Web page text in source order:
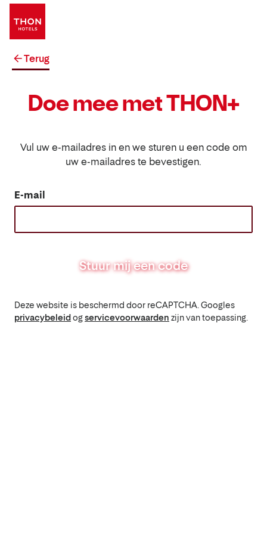
Terug
Doe mee met THON+
Vul uw e-mailadres in en we sturen u een code om
uw e-mailadres te bevestigen.
E-mail
Stuur mij een code
Deze website is beschermd door reCAPTCHA. Googles
privacybeleidogservicevoorwaarden zijn van toepassing.